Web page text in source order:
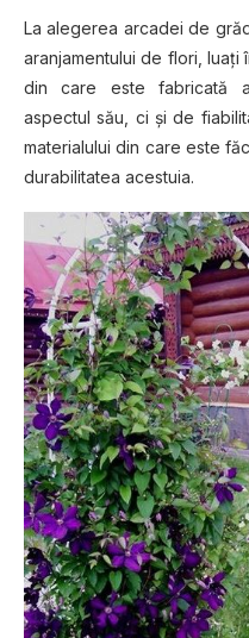
La alegerea arcadei de
aranjamentului de flori, luaţi
din care este fabricată
aspectul său, ci şi de
materialului din care este
durabilitatea acestuia.